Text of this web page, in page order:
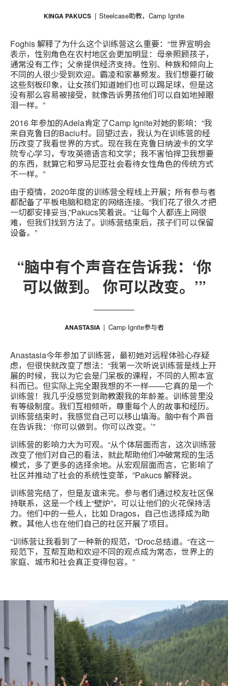
KINGA PAKUCS Steelcase助教，Camp Ignite
Foghis 解释了为什么这个训练营这么重要：“世界宣明会
表示，性别角色在农村地区会更加明显：母亲照顾孩子，
通常没有工作；父亲提供经济支持。性别、种族和倾向上
不同的人很少受到欢迎。霸凌和家暴频发。我们想要打破
这些刻板印象，让女孩们知道她们也可以踢足球，但是这
没有那么容易被接受，就像告诉男孩他们可以自如地掉眼
泪一样。”
2016 年参加的Adela肯定了Camp Ignite对她的影响：“我
来自克鲁日的Baciu村。回望过去，我认为在训练营的经
历改变了我看世界的方式。现在我在克鲁日纳波卡的文学
院专心学习，专攻英德语言和文学；我不害怕捍卫我想要
的东西，就算它和罗马尼亚社会看待女性角色的传统方式
不一样。”
由于疫情，2020年度的训练营全程线上开展；所有参与者
都配备了平板电脑和稳定的网络连接。“我们花了很久才把
一切都安排妥当,”Pakucs笑着说。“让每个人都连上网很
难，但我们找到方法了。训练营结束后，孩子们可以保留
设备。”
“脑中有个声音在告诉我：‘你
可以做到。 你可以改变。’”
ANASTASIA Camp Ignite参与者
Anastasia今年参加了训练营，最初她对远程体验心存疑
虑，但很快就改变了想法：“我第一次听说训练营是线上开
展的时候，我以为它会是门呆板的课程，不同的人照本宣
科而已。但实际上完全跟我想的不一样——它真的是一个
训练营！我几乎没感觉到助教跟我的年龄差。训练营里没
有等级制度。我们互相倾听，尊重每个人的故事和经历。
训练营结束时，我感觉自己可以移山填海。脑中有个声音
在告诉我：‘你可以做到。你可以改变。’”
训练营的影响力大为可观。“从个体层面而言，这次训练营
改变了他们对自己的看法，就此帮助他们冲破常规的生活
模式，多了更多的选择余地。从宏观层面而言，它影响了
社区并推动了社会的系统性变革，”Pakucs 解释说。
训练营完结了，但是友谊未完。参与者们通过校友社区保
持联系，这是一个线上“壁炉”，可以让他们的火花保持活
力。他们中的一些人，比如 Dragos，自己也选择成为助
教。其他人也在他们自己的社区开展了项目。
“训练营让我看到了一种新的规范，”Droc总结道。“在这一
规范下，互帮互助和欢迎不同的观点成为常态，世界上的
家庭、城市和社会真正变得包容。”